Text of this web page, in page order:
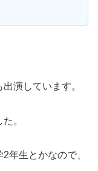
演しています。
。
年生とかなので、